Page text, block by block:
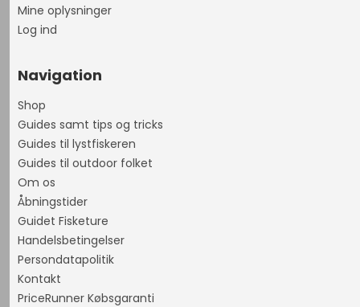
Mine oplysninger
Log ind
Navigation
Shop
Guides samt tips og tricks
Guides til lystfiskeren
Guides til outdoor folket
Om os
Åbningstider
Guidet Fisketure
Handelsbetingelser
Persondatapolitik
Kontakt
PriceRunner Købsgaranti